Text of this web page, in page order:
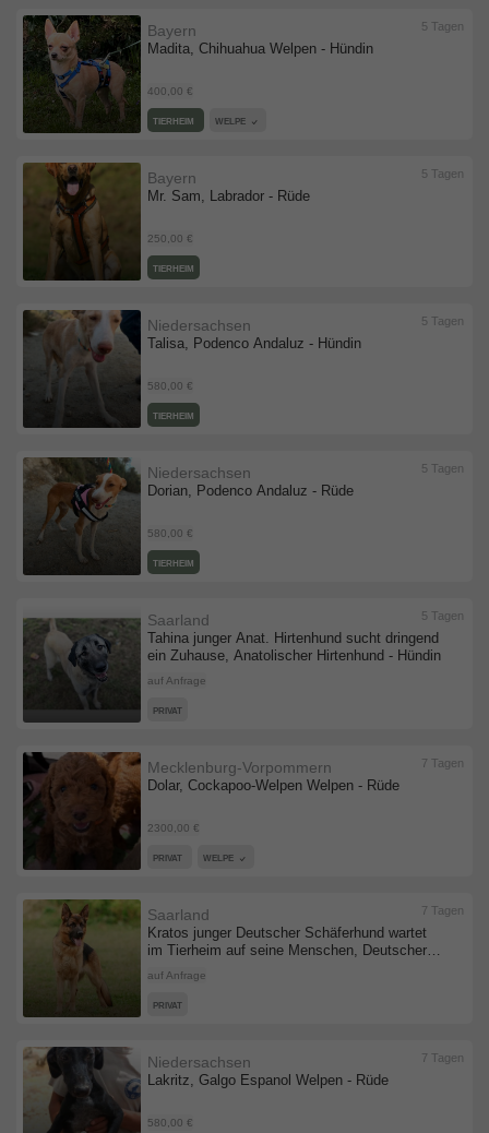
Madita, Chihuahua Welpen - Hündin
Bayern
400,00 €
5 Tagen
TIERHEIM WELPE
Mr. Sam, Labrador - Rüde
Bayern
250,00 €
5 Tagen
TIERHEIM
Talisa, Podenco Andaluz - Hündin
Niedersachsen
580,00 €
5 Tagen
TIERHEIM
Dorian, Podenco Andaluz - Rüde
Niedersachsen
580,00 €
5 Tagen
TIERHEIM
Tahina junger Anat. Hirtenhund sucht dringend
ein Zuhause, Anatolischer Hirtenhund - Hündin
Saarland
auf Anfrage
5 Tagen
PRIVAT
Dolar, Cockapoo-Welpen Welpen - Rüde
Mecklenburg-Vorpommern
2300,00 €
7 Tagen
PRIVAT WELPE
Kratos junger Deutscher Schäferhund wartet
im Tierheim auf seine Menschen, Deutscher
Schäferhund - Rüde
Saarland
auf Anfrage
7 Tagen
PRIVAT
Lakritz, Galgo Espanol Welpen - Rüde
Niedersachsen
580,00 €
7 Tagen